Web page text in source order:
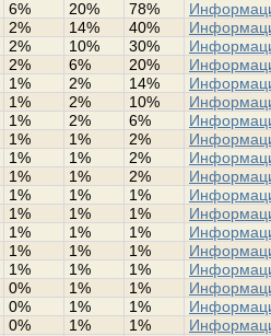
6% 20% 78%
2% 14% 40%
2% 10% 30%
2% 6% 20%
1% 2% 14%
1% 2% 10%
1% 2% 6%
1% 1% 2%
1% 1% 2%
1% 1% 2%
1% 1% 1%
1% 1% 1%
1% 1% 1%
1% 1% 1%
1% 1% 1%
0% 1% 1%
0% 1% 1%
0% 1% 1%